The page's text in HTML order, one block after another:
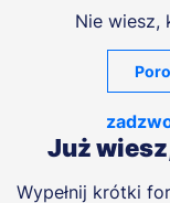
Nie wiesz,
Już
Wypełnij krótki